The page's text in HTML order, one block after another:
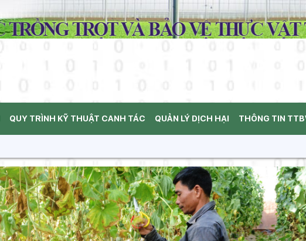
QUY TRÌNH KỸ THUẬT CANH TÁC QUẢN LÝ DỊCH HẠI THÔNG TIN